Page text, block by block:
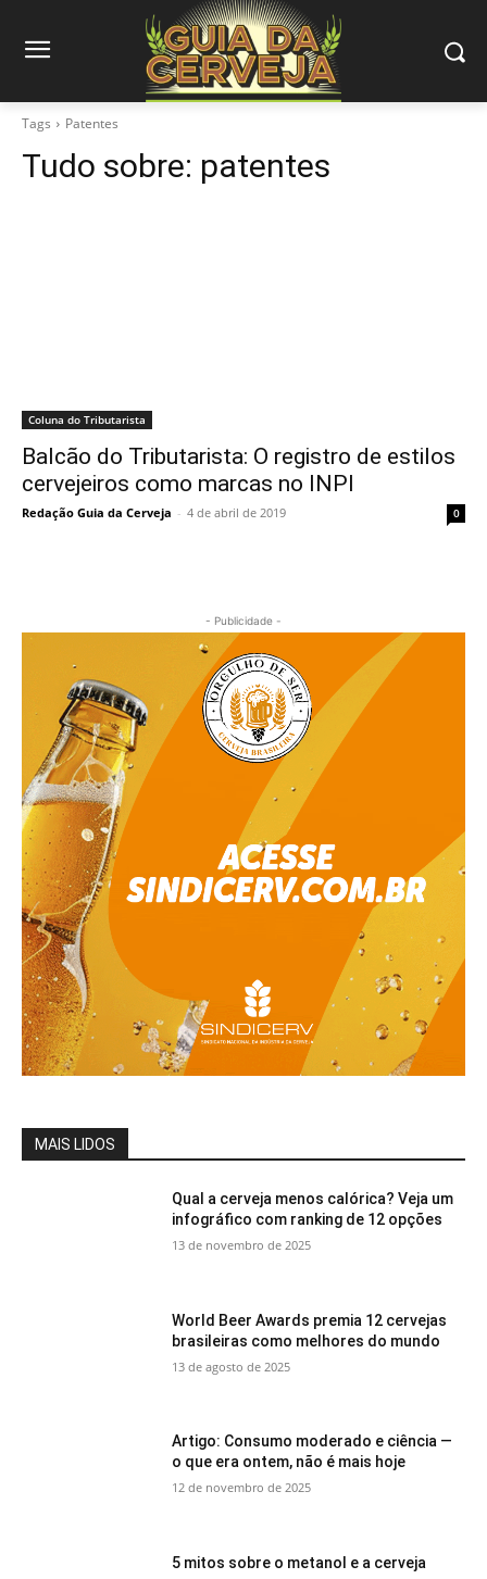
Tags Patentes
Tudo sobre: patentes
Coluna do Tributarista
Balcão do Tributarista: O registro de estilos
cervejeiros como marcas no INPI
Redação Guia da Cerveja - 4 de abril de 2019 0
- Publicidade -
MAIS LIDOS
Qual a cerveja menos calórica? Veja um
infográfico com ranking de 12 opções
13 de novembro de 2025
World Beer Awards premia 12 cervejas
brasileiras como melhores do mundo
13 de agosto de 2025
Artigo: Consumo moderado e ciência —
o que era ontem, não é mais hoje
12 de novembro de 2025
5 mitos sobre o metanol e a cerveja